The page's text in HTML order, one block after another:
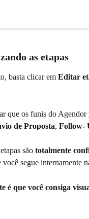
as etapas
basta clicar em Editar
que os funis do Agendor
de Proposta, Follow-
são totalmente
você segue internamente
é que você consiga